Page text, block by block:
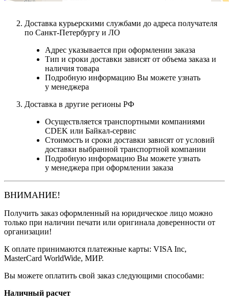
Доставка курьерскими службами до адреса получателя
по Санкт-Петербургу и ЛО
Адрес указывается при оформлении заказа
Тип и сроки доставки зависят от объема заказа и
наличия товара
Подробную информацию Вы можете узнать
у менеджера
Доставка в другие регионы РФ
Осуществляется транспортными компаниями
CDEK или Байкал-сервис
Стоимость и сроки доставки зависят от условий
доставки выбранной транспортной компании
Подробную информацию Вы можете узнать
у менеджера при оформлении заказа
ВНИМАНИЕ!
Получить заказ оформленный на юридическое лицо можно
только при наличии печати или оригинала доверенности от
организации!
К оплате принимаются платежные карты: VISA Inc,
MasterCard WorldWide, МИР.
Вы можете оплатить свой заказ следующими способами:
Наличный расчет